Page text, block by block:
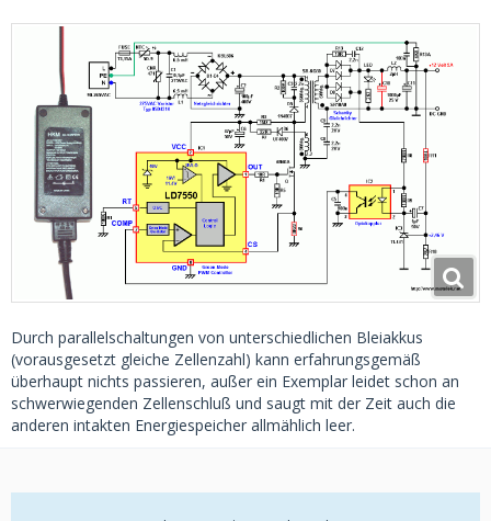
Durch parallelschaltungen von unterschiedlichen Bleiakkus
(vorausgesetzt gleiche Zellenzahl) kann erfahrungsgemäß
überhaupt nichts passieren, außer ein Exemplar leidet schon an
schwerwiegenden Zellenschluß und saugt mit der Zeit auch die
anderen intakten Energiespeicher allmählich leer.